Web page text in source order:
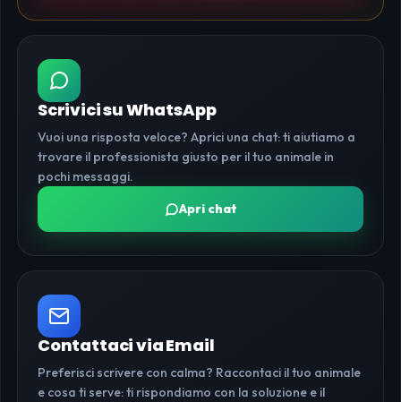
Scrivici su WhatsApp
Vuoi una risposta veloce? Aprici una chat: ti aiutiamo a
trovare il professionista giusto per il tuo animale in
pochi messaggi.
Apri chat
Contattaci via Email
Preferisci scrivere con calma? Raccontaci il tuo animale
e cosa ti serve: ti rispondiamo con la soluzione e il